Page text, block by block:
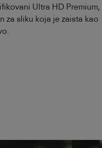
Ultra HD Premium,
za sliku koja je zaista kao